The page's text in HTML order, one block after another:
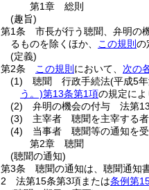
第1章
総則
(趣旨)
第1条
市長が行う聴聞、弁明の
るものを除くほか、
この規則 の
(定義)
第2条
この規則 において、 次の
(1)
聴聞 行政手続法(平成5
う。)第13条第1項の規定によ
(2)
弁明の機会の付与 法第
(3)
主宰者 聴聞を主宰する者
(4)
当事者 聴聞等の通知を受
第2章
聴聞
(聴聞の通知)
第3条
聴聞の通知は、聴聞通知
2
法第15条第3項または条例第